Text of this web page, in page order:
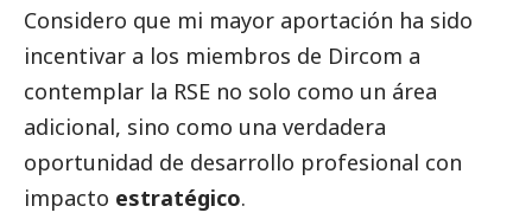
Considero que mi mayor aportación ha sido
incentivar a los miembros de Dircom a
contemplar la RSE no solo como un área
adicional, sino como una verdadera
oportunidad de desarrollo profesional con
impacto estratégico.